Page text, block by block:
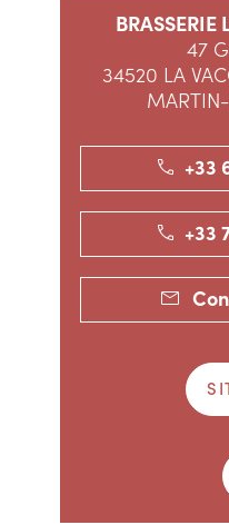
BRASSERIE
47
34520 LA
+33
+33